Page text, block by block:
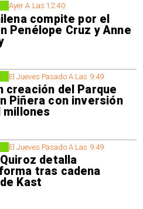
Ayer A Las 12:40
compite por el
Penélope Cruz y Anne
El Jueves Pasado A Las 9:49
creación del Parque
Piñera con inversión
millones
El Jueves Pasado A Las 9:49
detalla
tras cadena
Kast